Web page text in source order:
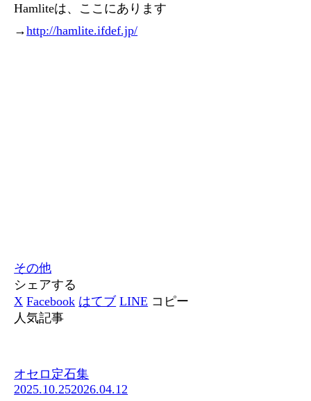
Hamliteは、ここにあります
→http://hamlite.ifdef.jp/
その他
シェアする
X Facebook はてブ LINE コピー
人気記事
オセロ定石集
2025.10.252026.04.12